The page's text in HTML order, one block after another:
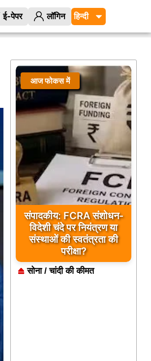
ई-पेपर लॉगिन
आज फोकस में
संपादकीय: FCRA संशोधन-
विदेशी चंदे पर नियंत्रण या
संस्थाओं की स्वतंत्रता की
परीक्षा?
सोना / चांदी की कीमत